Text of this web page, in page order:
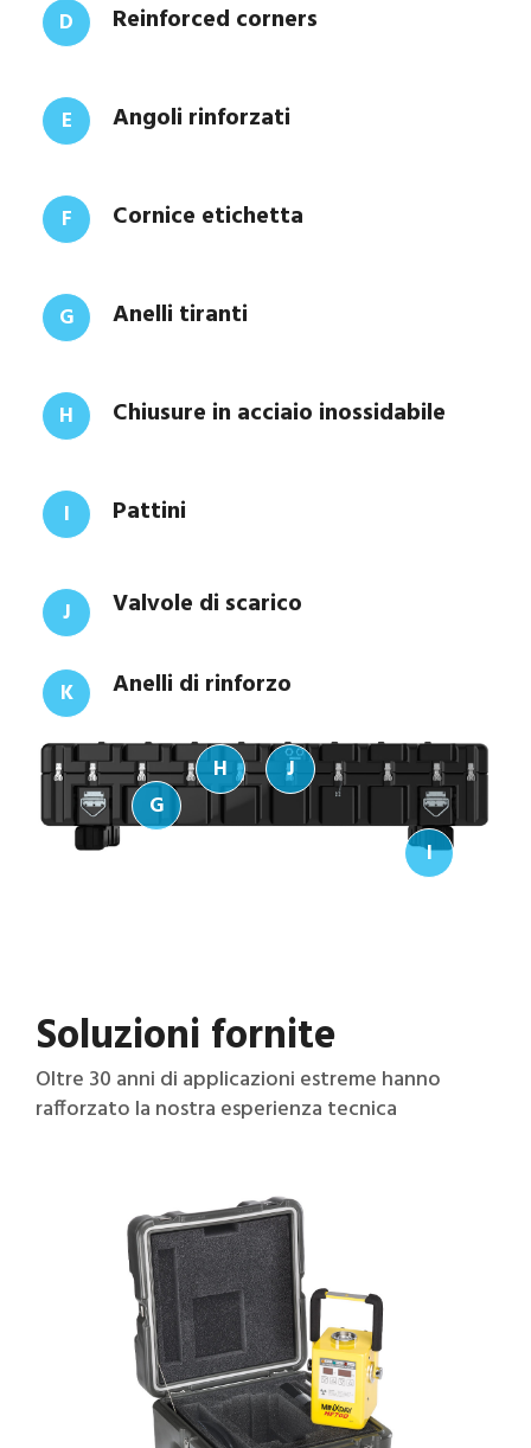
D Reinforced corners
E Angoli rinforzati
F Cornice etichetta
G Anelli tiranti
H Chiusure in acciaio inossidabile
I Pattini
J Valvole di scarico
K Anelli di rinforzo
G
H
I
J
Soluzioni fornite
Oltre 30 anni di applicazioni estreme hanno
rafforzato la nostra esperienza tecnica